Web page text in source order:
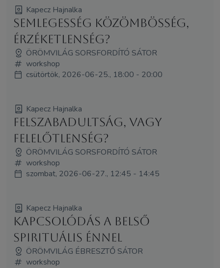
Kapecz Hajnalka
Semlegesség közömbösség,
érzéketlenség?
ÖRÖMVILÁG SORSFORDÍTÓ SÁTOR
workshop
csütörtök, 2026-06-25., 18:00 - 20:00
Kapecz Hajnalka
Felszabadultság, vagy
felelőtlenség?
ÖRÖMVILÁG SORSFORDÍTÓ SÁTOR
workshop
szombat, 2026-06-27., 12:45 - 14:45
Kapecz Hajnalka
Kapcsolódás a belső
spirituális énnel
ÖRÖMVILÁG ÉBRESZTŐ SÁTOR
workshop